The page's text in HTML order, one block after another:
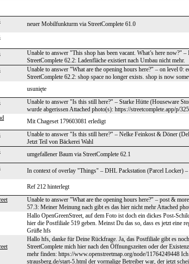
neuer Mobilfunkturm via StreetComplete 61.0
Unable to answer "This shop has been vacant. What’s here now?"
StreetComplete 62.2: Ladenfläche existiert nach Umbau nicht mehr.
Unable to answer "What are the opening hours here?" – on level
StreetComplete 62.2: shop space no longer exists. shop is now
usunięte
Unable to answer "Is this still here?" – Starke Hütte (Houseware
wurde abgerissen Attached photo(s): https://streetcomplete.app/p/
Mit Chageset 179603081 erledigt
Unable to answer "Is this still here?" – Nelke Feinkost & Döner
Jetzt Teil von Bäckerei Wahl
umgefallener Baum via StreetComplete 62.1
In context of overlay "Things" – DHL Packstation (Parcel Locker)
Ref 212 hinterlegt
Unable to answer "What are the opening hours here?" – post &
57.3: Meiner Meinung nach gibt es das hier nicht mehr Attached
Hallo OpenGreenStreet, auf dem Foto ist doch ein dickes Post-
hier die Postfiliale 519 geben. Meinst Du das so, dass es jetzt eine
Grüße hfs
Hallo hfs, danke für Deine Rückfrage. Ja, das Postfiliale gibt es
StreetComplete mich hier nach den Öffnungszeiten oder der
mehr finden: https://www.openstreetmap.org/node/11764249448
strausberg.de/start-5.html der vormalige Betreiber war, der jetzt